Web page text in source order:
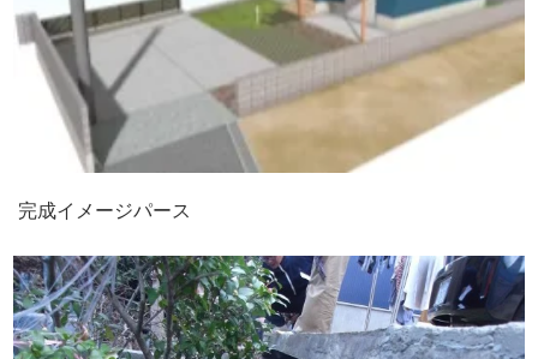
完成イメージパース